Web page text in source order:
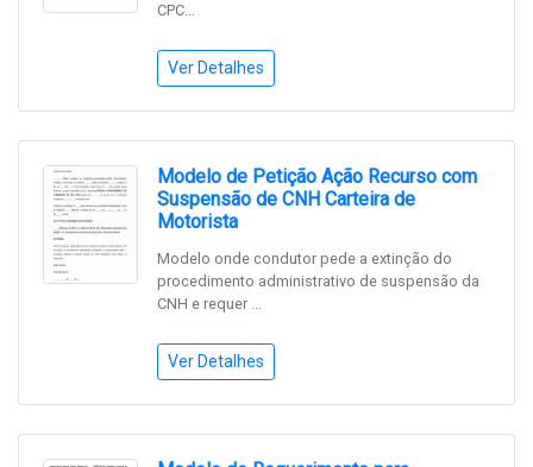
CPC...
Ver Detalhes
Modelo de Petição Ação Recurso com
Suspensão de CNH Carteira de
Motorista
Modelo onde condutor pede a extinção do
procedimento administrativo de suspensão da
CNH e requer ...
Ver Detalhes